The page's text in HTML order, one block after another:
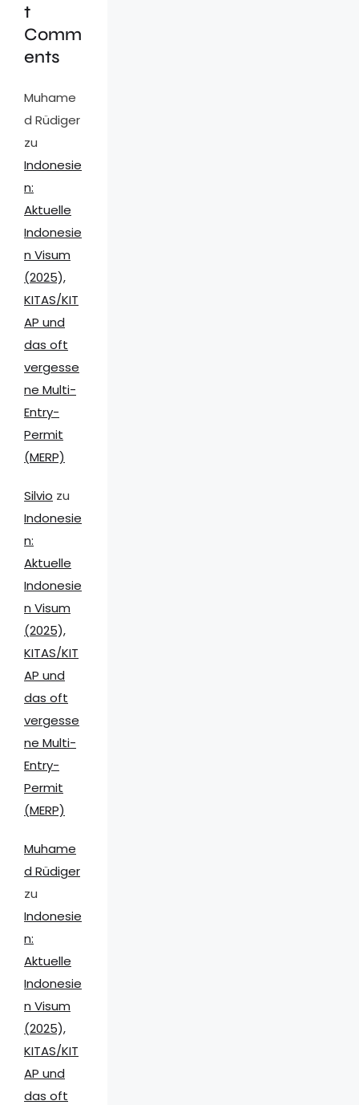
t
Comm
ents
Muhame
d Rüdiger
zu
Indonesie
n:
Aktuelle
Indonesie
n Visum
(2025),
KITAS/KIT
AP und
das oft
vergesse
ne Multi-
Entry-
Permit
(MERP)
Silvio zu
Indonesie
n:
Aktuelle
Indonesie
n Visum
(2025),
KITAS/KIT
AP und
das oft
vergesse
ne Multi-
Entry-
Permit
(MERP)
Muhame
d Rüdiger
zu
Indonesie
n:
Aktuelle
Indonesie
n Visum
(2025),
KITAS/KIT
AP und
das oft